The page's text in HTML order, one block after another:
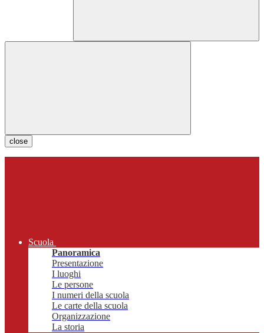
close
Scuola
Panoramica
Presentazione
I luoghi
Le persone
I numeri della scuola
Le carte della scuola
Organizzazione
La storia